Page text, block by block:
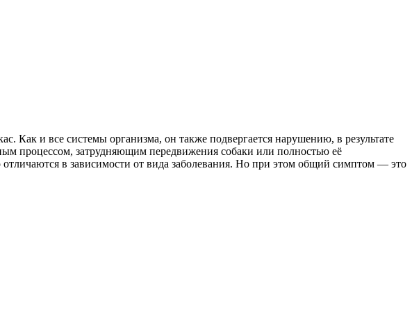
и все системы организма, он также подвергается нарушению, в результате
процессом, затрудняющим передвижения собаки или полностью её
в зависимости от вида заболевания. Но при этом общий симптом — это